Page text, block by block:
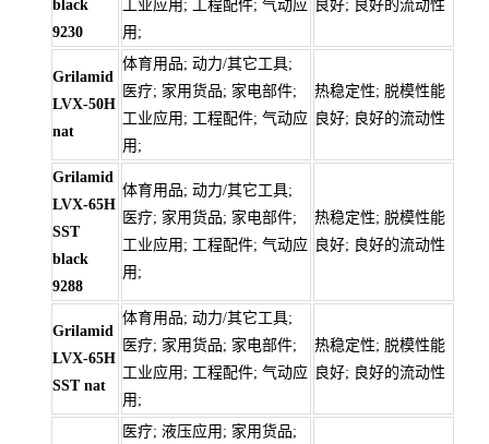
black
9230
工业应用; 工程配件; 气动应
用;
良好; 良好的流动性
Grilamid
LVX-50H
nat
体育用品; 动力/其它工具;
医疗; 家用货品; 家电部件;
工业应用; 工程配件; 气动应
用;
热稳定性; 脱模性能
良好; 良好的流动性
Grilamid
LVX-65H
SST
black
9288
体育用品; 动力/其它工具;
医疗; 家用货品; 家电部件;
工业应用; 工程配件; 气动应
用;
热稳定性; 脱模性能
良好; 良好的流动性
Grilamid
LVX-65H
SST nat
体育用品; 动力/其它工具;
医疗; 家用货品; 家电部件;
工业应用; 工程配件; 气动应
用;
热稳定性; 脱模性能
良好; 良好的流动性
医疗; 液压应用; 家用货品;